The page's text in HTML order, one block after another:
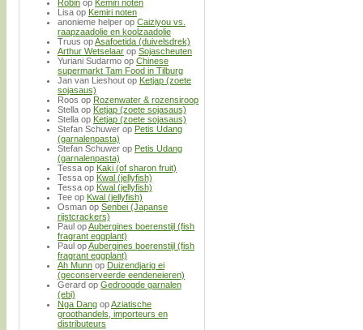
Robin op Kemiri noten
Lisa op Kemiri noten
anonieme helper op Caiziyou vs.
raapzaadolie en koolzaadolie
Truus opAsafoetida (duivelsdrek)
Arthur Wetselaar op Sojascheuten
Yuriani Sudarmo op Chinese
supermarkt Tam Food in Tilburg
Jan van Lieshout op Ketjap (zoete
sojasaus)
Roos op Rozenwater & rozensiroop
Stella op Ketjap (zoete sojasaus)
Stella op Ketjap (zoete sojasaus)
Stefan Schuwer op Petis Udang
(garnalenpasta)
Stefan Schuwer op Petis Udang
(garnalenpasta)
Tessa op Kaki (of sharon fruit)
Tessa op Kwal (jellyfish)
Tessa op Kwal (jellyfish)
Tee op Kwal (jellyfish)
Osman op Senbei (Japanse
rijstcrackers)
Paul opAubergines boerenstijl (fish
fragrant eggplant)
Paul opAubergines boerenstijl (fish
fragrant eggplant)
Ah Munn op Duizendjarig ei
(geconserveerde eendeneieren)
Gerard op Gedroogde garnalen
(ebi)
Nga Dang opAziatische
groothandels, importeurs en
distributeurs